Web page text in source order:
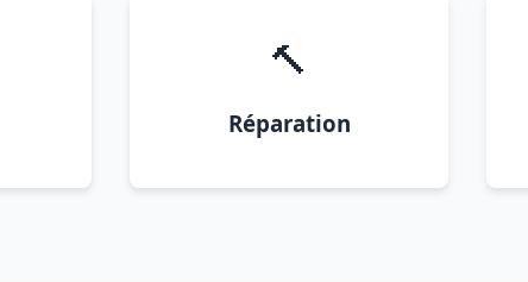
🔨
Réparation